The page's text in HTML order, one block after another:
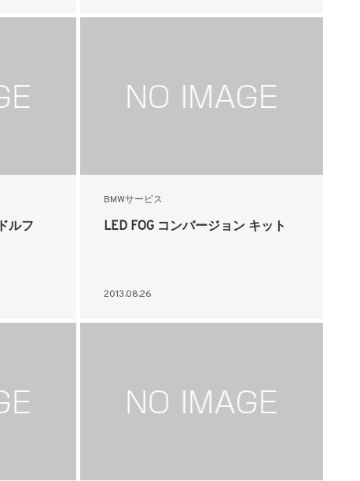
ルフ
BMWサービス
LED FOG コンバージョン キット
2013.08.26